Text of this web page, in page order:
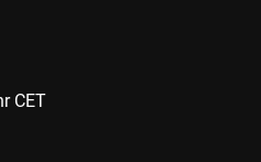
CET